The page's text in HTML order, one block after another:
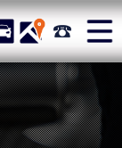
セデスベ
STOCK ACCESS 043-
庫リスト